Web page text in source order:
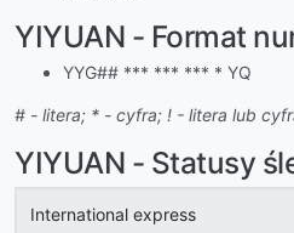
YIYUAN - Format
YYG## *** *** *** * YQ
# - litera; * - cyfra; ! - litera lub
YIYUAN - Statusy
International express